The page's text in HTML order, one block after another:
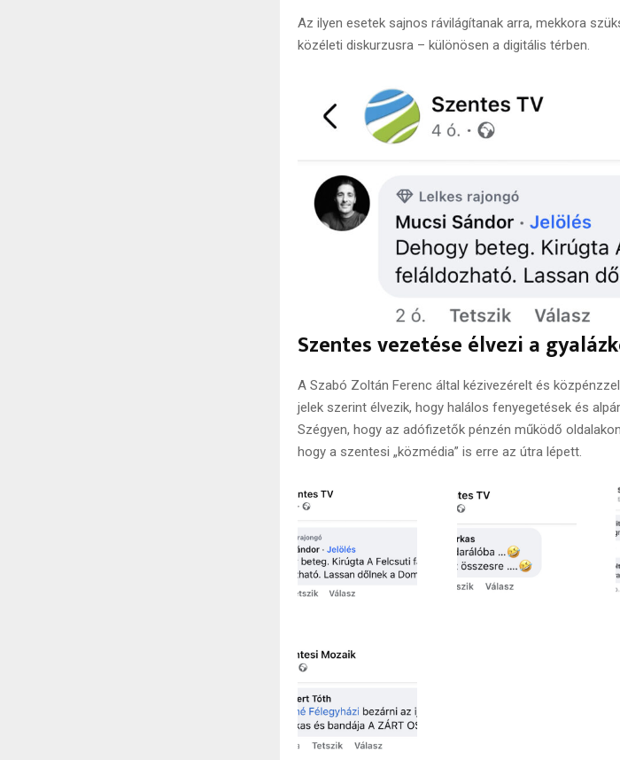
Az ilyen esetek sajnos rávilágítanak arra, mekkora
közéleti diskurzusra – különösen a digitális térben.
Szentes vezetése élvezi a
A Szabó Zoltán Ferenc által kézivezérelt és
jelek szerint élvezik, hogy halálos fenyegetések és
Szégyen, hogy az adófizetők pénzén működő
hogy a szentesi „közmédia” is erre az útra lépett.